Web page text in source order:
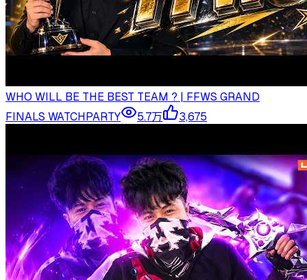
WHO WILL BE THE BEST TEAM ? | FFWS GRAND
FINALS WATCHPARTY
5.7万 3,675